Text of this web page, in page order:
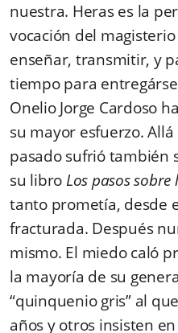
nuestra. Heras es la
vocación del
enseñar, transmitir, y
tiempo para
Onelio Jorge Cardoso
su mayor esfuerzo.
pasado sufrió también
su libro Los pasos
tanto prometía, desde
fracturada. Después
mismo. El miedo caló
la mayoría de su
“quinquenio gris” al
años y otros insisten